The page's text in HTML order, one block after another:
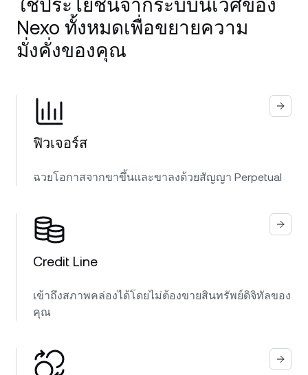
ใช้ประโยชน์จากระบบนิเวศของ
Nexo ทั้งหมดเพื่อขยายความ
มั่งคั่งของคุณ
ฟิวเจอร์ส
ฉวยโอกาสจากขาขึ้นและขาลงด้วยสัญญา Perpetual
Credit Line
เข้าถึงสภาพคล่องได้โดยไม่ต้องขายสินทรัพย์ดิจิทัลของ
คุณ